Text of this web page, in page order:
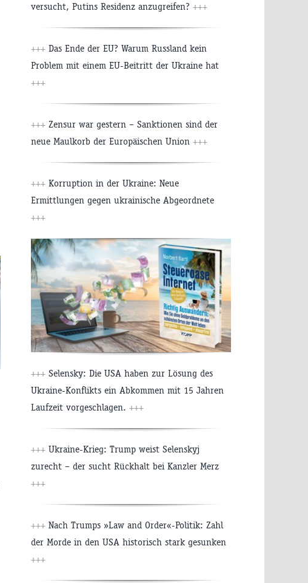
versucht, Putins Residenz anzugreifen? +++
+++ Das Ende der EU? Warum Russland kein
Problem mit einem EU-Beitritt der Ukraine hat
+++
+++ Zensur war gestern – Sanktionen sind der
neue Maulkorb der Europäischen Union +++
+++ Korruption in der Ukraine: Neue
Ermittlungen gegen ukrainische Abgeordnete
+++
+++ Selensky: Die USA haben zur Lösung des
Ukraine-Konflikts ein Abkommen mit 15 Jahren
Laufzeit vorgeschlagen. +++
+++ Ukraine-Krieg: Trump weist Selenskyj
zurecht – der sucht Rückhalt bei Kanzler Merz
+++
+++ Nach Trumps »Law and Order«-Politik: Zahl
der Morde in den USA historisch stark gesunken
+++